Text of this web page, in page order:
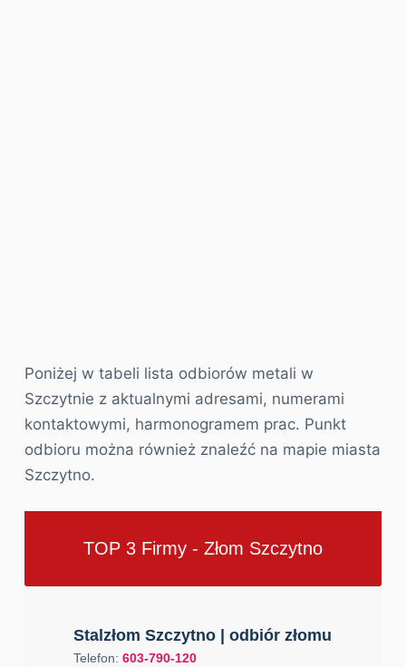
Poniżej w tabeli lista odbiorów metali w
Szczytnie z aktualnymi adresami, numerami
kontaktowymi, harmonogramem prac. Punkt
odbioru można również znaleźć na mapie miasta
Szczytno.
TOP 3 Firmy - Złom Szczytno
Stalzłom Szczytno | odbiór złomu
Telefon: 603-790-120